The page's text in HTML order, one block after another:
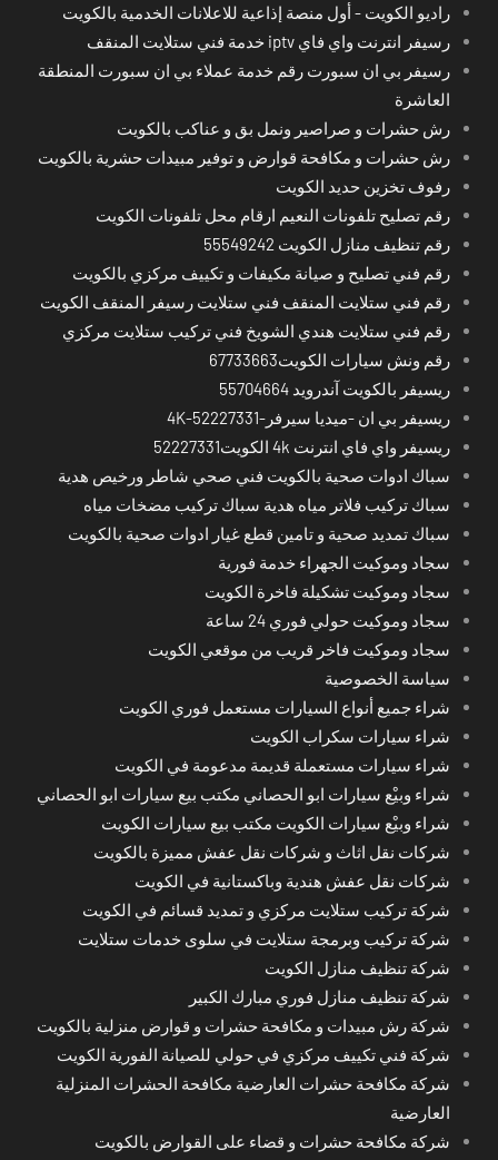
راديو الكويت - أول منصة إذاعية للاعلانات الخدمية بالكويت
رسيفر انترنت واي فاي iptv خدمة فني ستلايت المنقف
رسيفر بي ان سبورت رقم خدمة عملاء بي ان سبورت المنطقة
العاشرة
رش حشرات و صراصير ونمل بق و عناكب بالكويت
رش حشرات و مكافحة قوارض و توفير مبيدات حشرية بالكويت
رفوف تخزين حديد الكويت
رقم تصليح تلفونات النعيم ارقام محل تلفونات الكويت
رقم تنظيف منازل الكويت 55549242
رقم فني تصليح و صيانة مكيفات و تكييف مركزي بالكويت
رقم فني ستلايت المنقف فني ستلايت رسيفر المنقف الكويت
رقم فني ستلايت هندي الشويخ فني تركيب ستلايت مركزي
رقم ونش سيارات الكويت67733663
ريسيفر بالكويت آندرويد 55704664
ريسيفر بي ان -ميديا سيرفر-4K-52227331
ريسيفر واي فاي انترنت 4k الكويت52227331
سباك ادوات صحية بالكويت فني صحي شاطر ورخيص هدية
سباك تركيب فلاتر مياه هدية سباك تركيب مضخات مياه
سباك تمديد صحية و تامين قطع غيار ادوات صحية بالكويت
سجاد وموكيت الجهراء خدمة فورية
سجاد وموكيت تشكيلة فاخرة الكويت
سجاد وموكيت حولي فوري 24 ساعة
سجاد وموكيت فاخر قريب من موقعي الكويت
سياسة الخصوصية
شراء جميع أنواع السيارات مستعمل فوري الكويت
شراء سيارات سكراب الكويت
شراء سيارات مستعملة قديمة مدعومة في الكويت
شراء وبيْع سيارات ابو الحصاني مكتب بيع سيارات ابو الحصاني
شراء وبيْع سيارات الكويت مكتب بيع سيارات الكويت
شركات نقل اثاث و شركات نقل عفش مميزة بالكويت
شركات نقل عفش هندية وباكستانية في الكويت
شركة تركيب ستلايت مركزي و تمديد قسائم في الكويت
شركة تركيب وبرمجة ستلايت في سلوى خدمات ستلايت
شركة تنظيف منازل الكويت
شركة تنظيف منازل فوري مبارك الكبير
شركة رش مبيدات و مكافحة حشرات و قوارض منزلية بالكويت
شركة فني تكييف مركزي في حولي للصيانة الفورية الكويت
شركة مكافحة حشرات العارضية مكافحة الحشرات المنزلية
العارضية
شركة مكافحة حشرات و قضاء على القوارض بالكويت